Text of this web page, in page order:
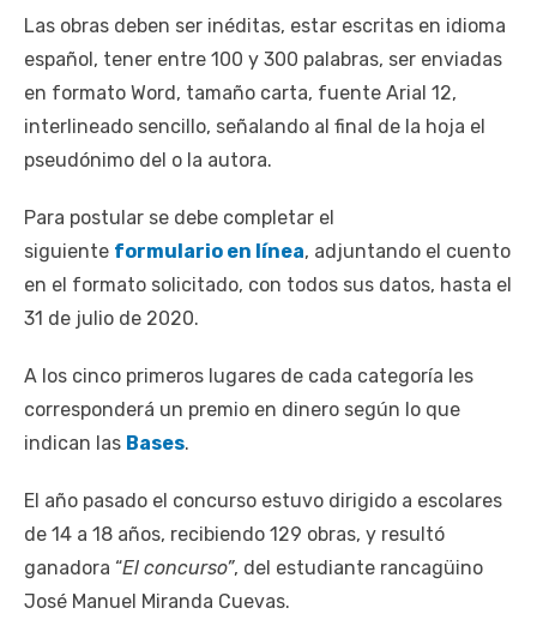
Las obras deben ser inéditas, estar escritas en idioma
español, tener entre 100 y 300 palabras, ser enviadas
en formato Word, tamaño carta, fuente Arial 12,
interlineado sencillo, señalando al final de la hoja el
pseudónimo del o la autora.
Para postular se debe completar el
siguiente formulario en línea, adjuntando el cuento
en el formato solicitado, con todos sus datos, hasta el
31 de julio de 2020.
A los cinco primeros lugares de cada categoría les
corresponderá un premio en dinero según lo que
indican las Bases.
El año pasado el concurso estuvo dirigido a escolares
de 14 a 18 años, recibiendo 129 obras, y resultó
ganadora “El concurso”, del estudiante rancagüino
José Manuel Miranda Cuevas.